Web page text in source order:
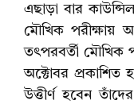
এছাড়া বার
মৌখিক পরীক্ষায়
তৎপরবর্তী মৌখিক
অক্টোবর প্রকাশিত
উত্তীর্ণ হবেন